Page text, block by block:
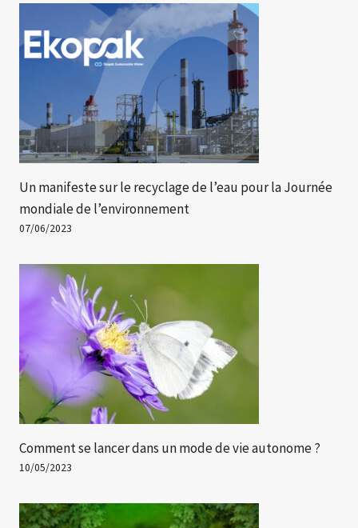
Un manifeste sur le recyclage de l’eau pour la Journée
mondiale de l’environnement
07/06/2023
Comment se lancer dans un mode de vie autonome ?
10/05/2023